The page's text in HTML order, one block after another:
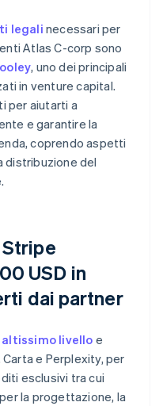
legalinecessari per
Atlas C-corp sono
, uno dei principali
in venture capital.
per aiutarti a
e garantire la
coprendo aspetti
distribuzione del
USD in
dai partner
livello e
e Perplexity, per
esclusivi tra cui
la progettazione, la